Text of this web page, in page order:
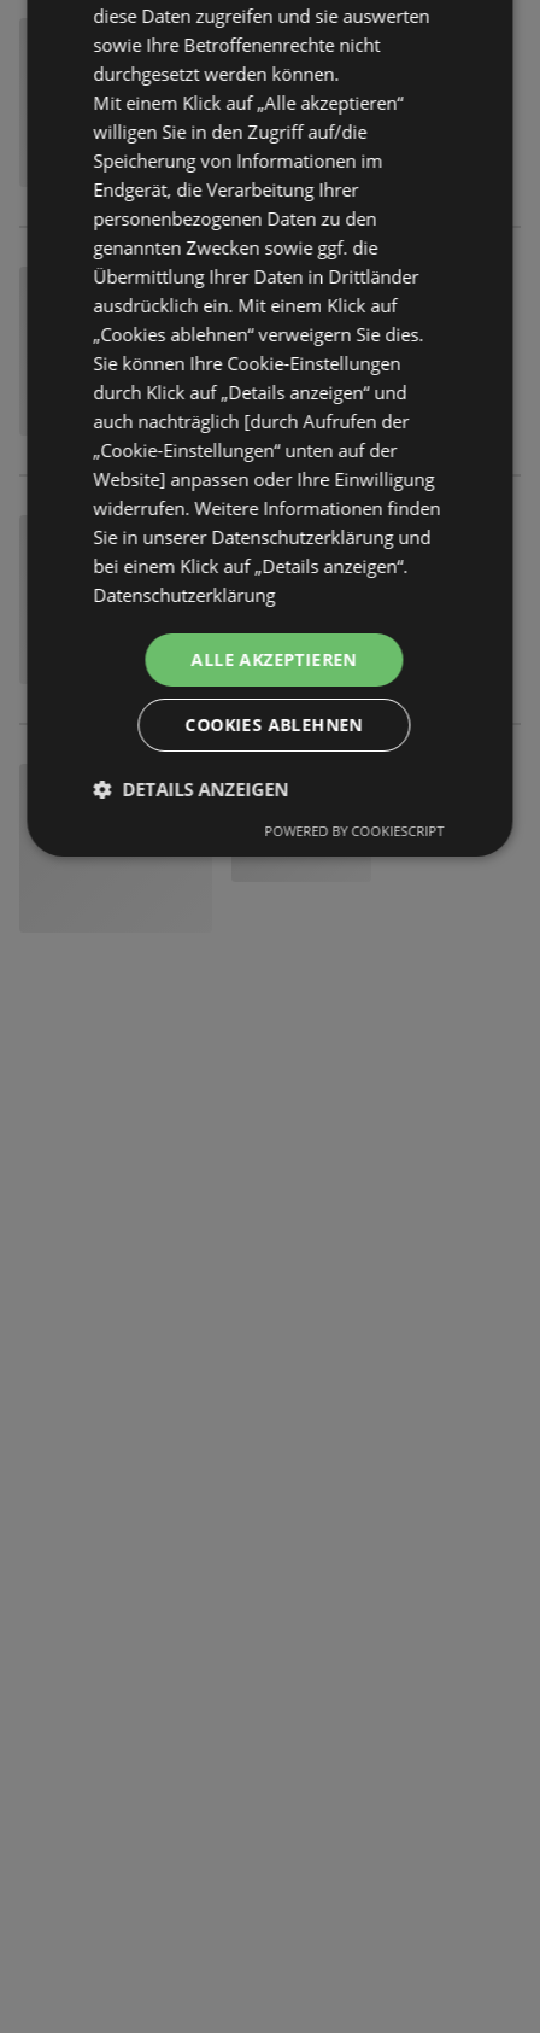
diese Daten zugreifen und sie auswerten
sowie Ihre Betroffenenrechte nicht
durchgesetzt werden können.
Mit einem Klick auf „Alle akzeptieren“
willigen Sie in den Zugriff auf/die
Speicherung von Informationen im
Endgerät, die Verarbeitung Ihrer
personenbezogenen Daten zu den
genannten Zwecken sowie ggf. die
Übermittlung Ihrer Daten in Drittländer
ausdrücklich ein. Mit einem Klick auf
„Cookies ablehnen“ verweigern Sie dies.
Sie können Ihre Cookie-Einstellungen
durch Klick auf „Details anzeigen“ und
auch nachträglich [durch Aufrufen der
„Cookie-Einstellungen“ unten auf der
Website] anpassen oder Ihre Einwilligung
widerrufen. Weitere Informationen finden
Sie in unserer Datenschutzerklärung und
bei einem Klick auf „Details anzeigen“.
Datenschutzerklärung
ALLE AKZEPTIEREN
COOKIES ABLEHNEN
DETAILS ANZEIGEN
POWERED BY COOKIESCRIPT